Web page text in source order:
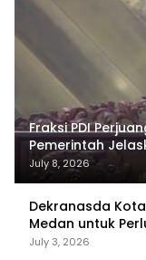
Fraksi PDI
Pemerintah
Tercapai
July 8, 2026
Dekranasda
Medan untuk
Primadona
July 3, 2026